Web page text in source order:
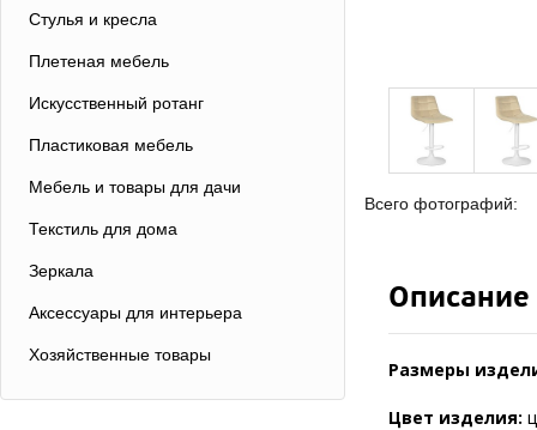
Стулья и кресла
Плетеная мебель
Искусственный ротанг
Пластиковая мебель
Мебель и товары для дачи
Текстиль для дома
Зеркала
Аксессуары для интерьера
Хозяйственные товары
Всего фотографий:
Описание
Размеры
Цвет изделия: